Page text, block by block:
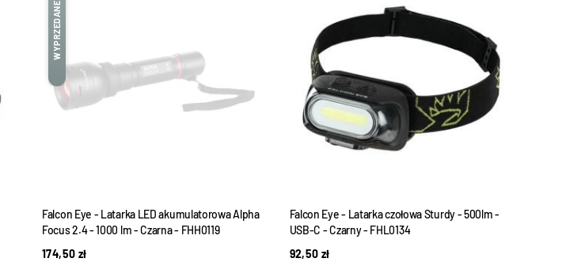
WYPRZEDANE
Falcon Eye - Latarka LED akumulatorowa Alpha
Focus 2.4 - 1000 lm - Czarna - FHH0119
174,50 zł
Falcon Eye - Latarka czołowa Sturdy - 500lm -
USB-C - Czarny - FHL0134
92,50 zł